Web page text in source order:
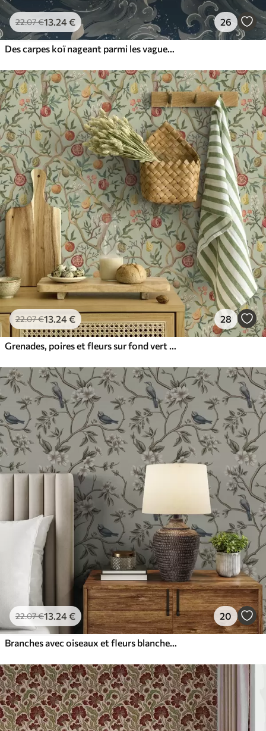
22.07€13.24€ 26
Des carpes koï nageant parmi les vagues spectaculaires de l'océan
22.07€13.24€ 28
Grenades, poires et fleurs sur fond vert pâle
22.07€13.24€ 20
Branches avec oiseaux et fleurs blanches sur un fond délicat